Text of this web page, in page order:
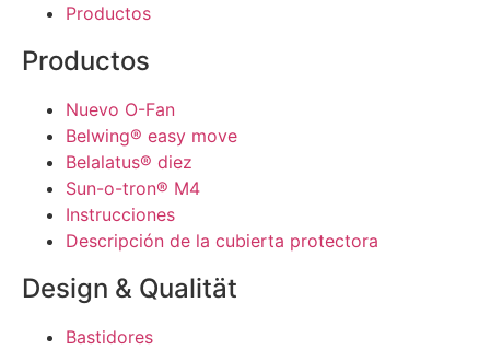
Productos
Productos
Nuevo O-Fan
Belwing® easy move
Belalatus® diez
Sun-o-tron® M4
Instrucciones
Descripción de la cubierta protectora
Design & Qualität
Bastidores